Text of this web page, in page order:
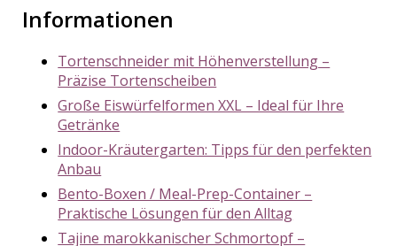
Informationen
Tortenschneider mit Höhenverstellung –
Präzise Tortenscheiben
Große Eiswürfelformen XXL – Ideal für Ihre
Getränke
Indoor-Kräutergarten: Tipps für den perfekten
Anbau
Bento-Boxen / Meal-Prep-Container –
Praktische Lösungen für den Alltag
Tajine marokkanischer Schmortopf –